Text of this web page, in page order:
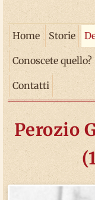
Home Storie
Conoscete quello?
Contatti
Perozio